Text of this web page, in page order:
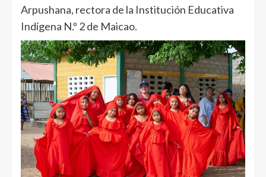
Arpushana, rectora de la Institución Educativa
Indígena N.º 2 de Maicao.